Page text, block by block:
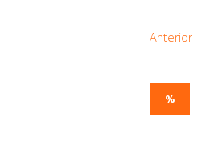
Anterior
%